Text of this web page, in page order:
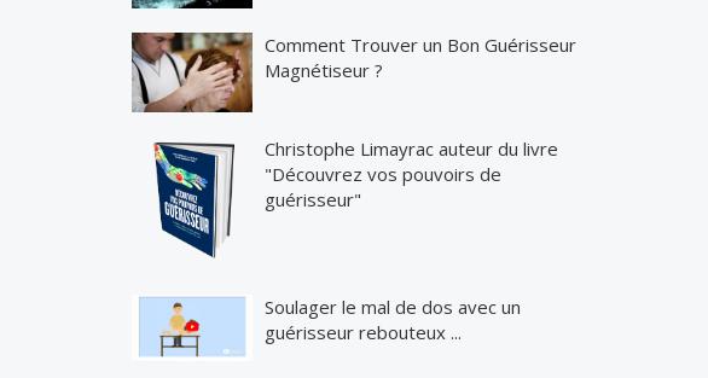
Comment Trouver un Bon Guérisseur
Magnétiseur ?
Christophe Limayrac auteur du livre
"Découvrez vos pouvoirs de
guérisseur"
Soulager le mal de dos avec un
guérisseur rebouteux ...